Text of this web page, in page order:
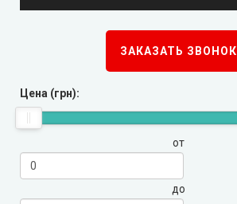
KORFAD (Корфад)
Korfad Express (Корфад Экспресс)
Стеновые 3D панели
ЗАКАЗАТЬ ЗВОНОК
Цена (грн):
от
до